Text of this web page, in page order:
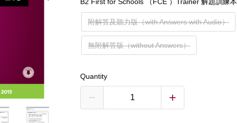
附解答及聽力版（with Answers with Audio）
無附解答版（without Answers）
Quantity